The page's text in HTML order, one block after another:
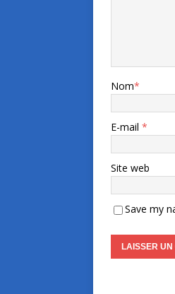
Nom*
E-mail *
Site web
Save my